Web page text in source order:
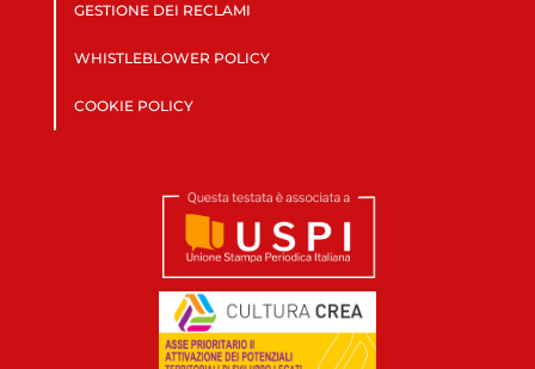
GESTIONE DEI RECLAMI
WHISTLEBLOWER POLICY
COOKIE POLICY